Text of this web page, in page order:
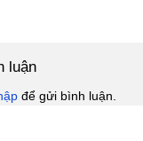
luận
để gửi bình luận.